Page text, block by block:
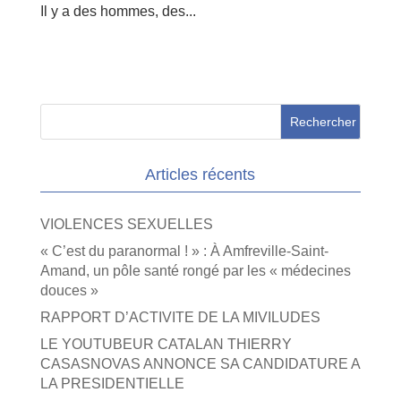
Il y a des hommes, des...
Articles récents
VIOLENCES SEXUELLES
« C’est du paranormal ! » : À Amfreville-Saint-
Amand, un pôle santé rongé par les « médecines
douces »
RAPPORT D’ACTIVITE DE LA MIVILUDES
LE YOUTUBEUR CATALAN THIERRY
CASASNOVAS ANNONCE SA CANDIDATURE A
LA PRESIDENTIELLE